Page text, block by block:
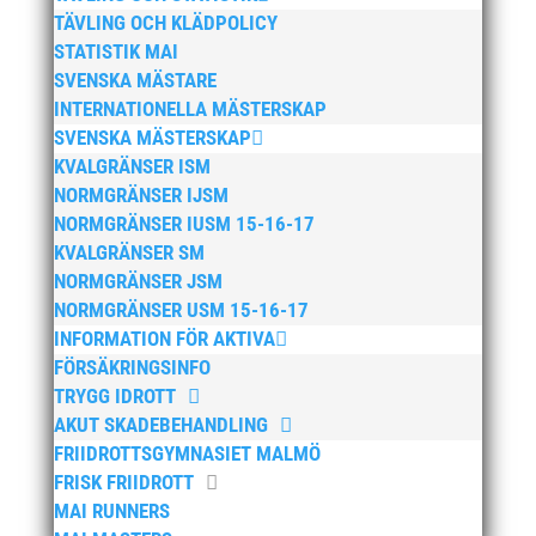
TÄVLING OCH KLÄDPOLICY
STATISTIK MAI
SVENSKA MÄSTARE
INTERNATIONELLA MÄSTERSKAP
SVENSKA MÄSTERSKAP
KVALGRÄNSER ISM
NORMGRÄNSER IJSM
NORMGRÄNSER IUSM 15-16-17
KVALGRÄNSER SM
NORMGRÄNSER JSM
NORMGRÄNSER USM 15-16-17
INFORMATION FÖR AKTIVA
FÖRSÄKRINGSINFO
TRYGG IDROTT
AKUT SKADEBEHANDLING
FRIIDROTTSGYMNASIET MALMÖ
FRISK FRIIDROTT
MAI RUNNERS
december 2025
november 2025
oktober 2025
augusti 2025
juli 2025
april 2025
mars 2025
januari 2025
oktober 2024
september 2024
augusti 2024
juni 2024
april 2024
mars 2024
februari 2024